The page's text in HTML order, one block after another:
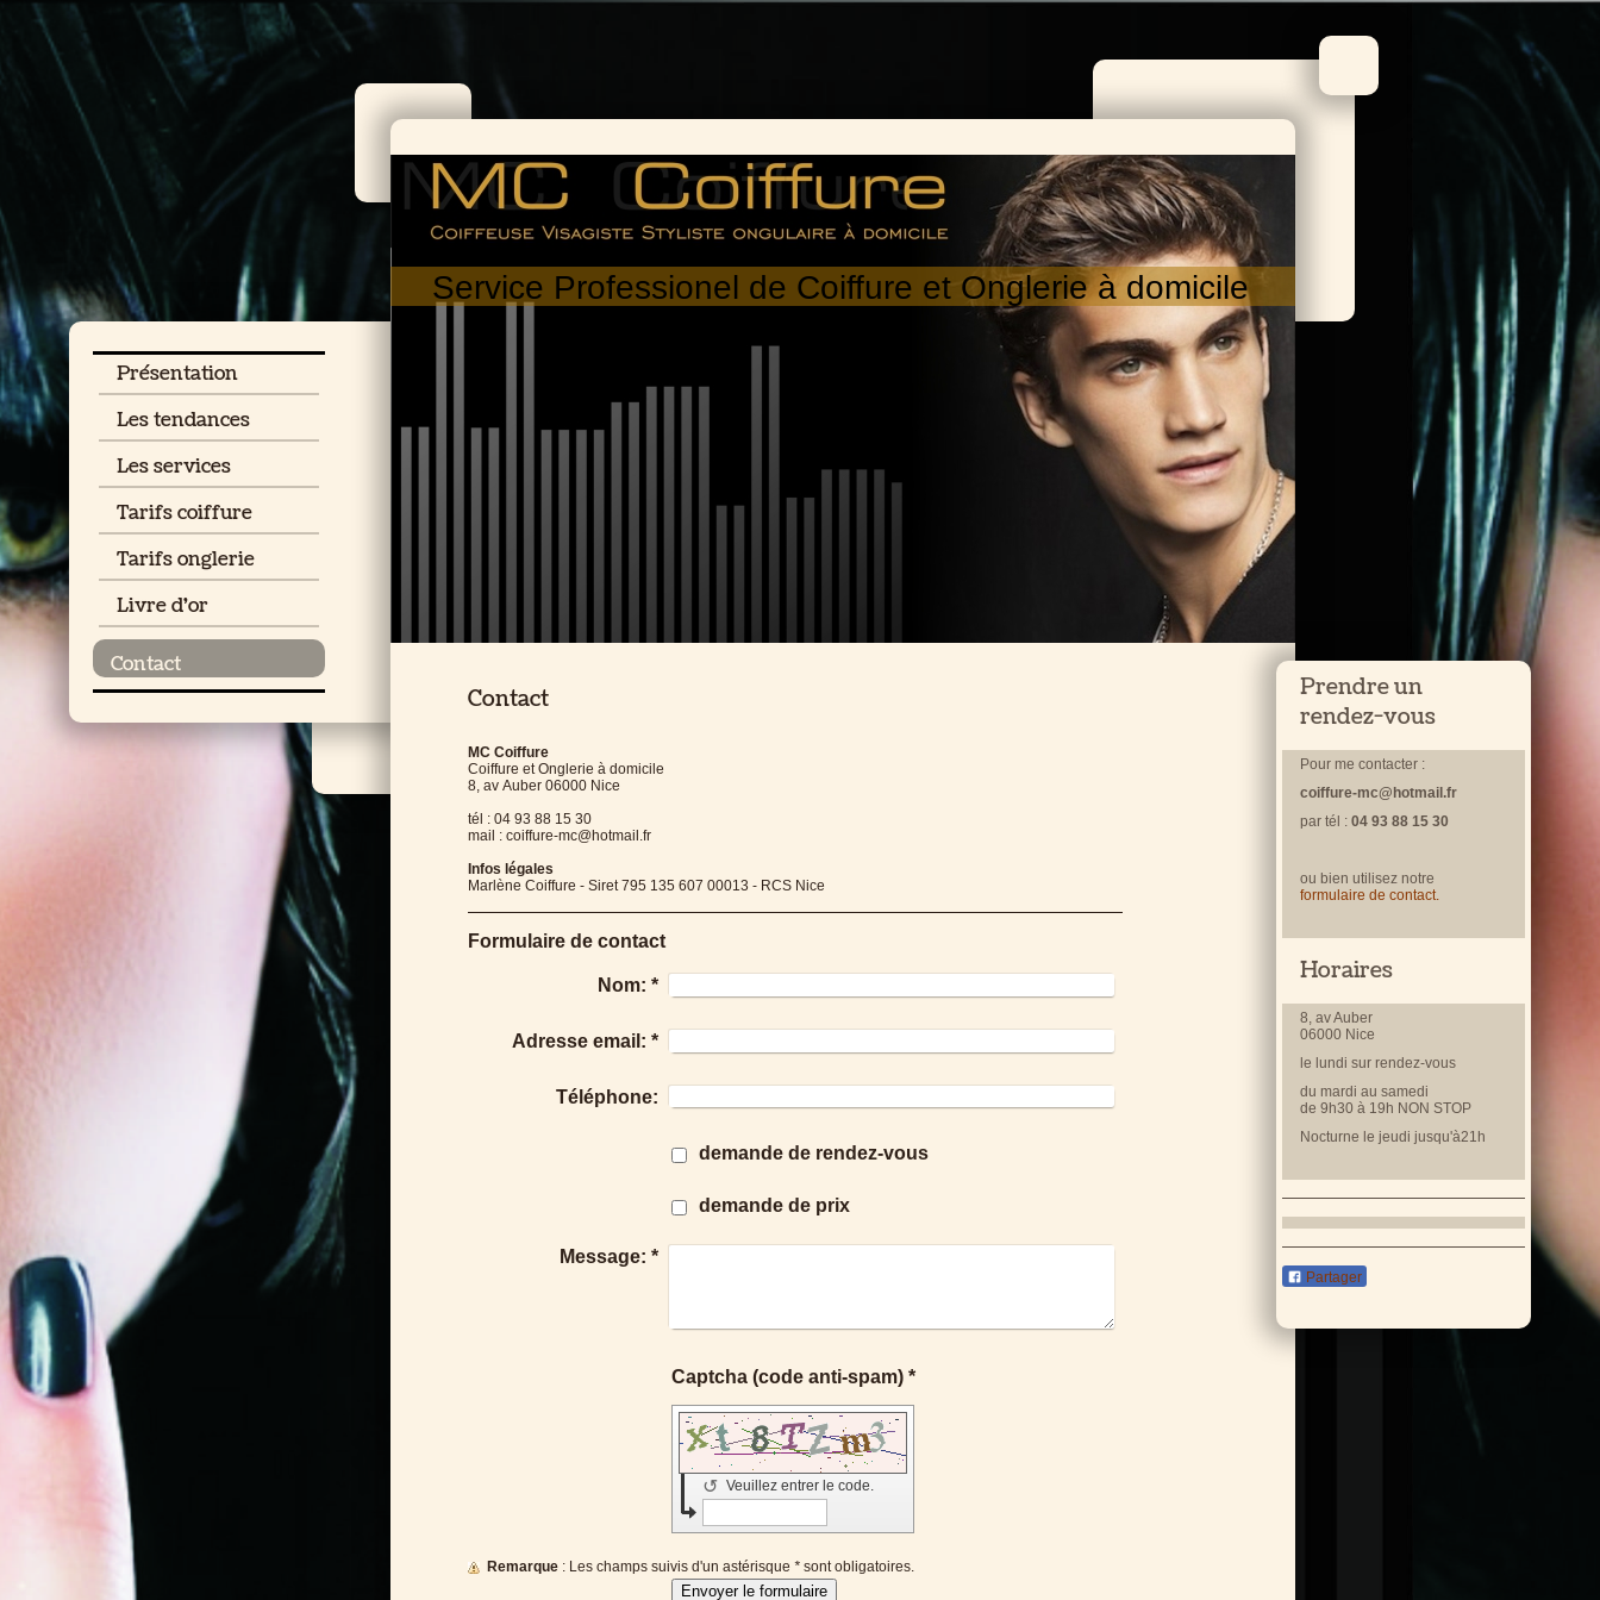
Présentation
Les tendances
Les services
Tarifs coiffure
Tarifs onglerie
Livre d'or
Contact
Service Professionel de Coiffure et Onglerie à domicile
Contact
MC Coiffure
Coiffure et Onglerie à domicile
8, av Auber 06000 Nice
tél : 04 93 88 15 30
mail : coiffure-mc@hotmail.fr
Infos légales
Marlène Coiffure - Siret 795 135 607 00013 - RCS Nice
Formulaire de contact
Nom: *
Adresse email: *
Téléphone:
demande de rendez-vous
demande de prix
Message: *
Captcha (code anti-spam) *
Veuillez entrer le code.
↺
Remarque : Les champs suivis d'un astérisque * sont obligatoires.
Prendre un
rendez-vous
Pour me contacter :
coiffure-mc@hotmail.fr
par tél : 04 93 88 15 30
ou bien utilisez notre
formulaire de contact.
Horaires
8, av Auber
06000 Nice
le lundi sur rendez-vous
du mardi au samedi
de 9h30 à 19h NON STOP
Nocturne le jeudi jusqu'à21h
Partager